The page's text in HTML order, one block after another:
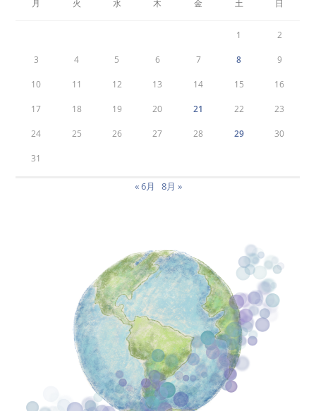
月 火 水 木 金 土 日
1 2
3 4 5 6 7 8 9
10 11 12 13 14 15 16
17 18 19 20 21 22 23
24 25 26 27 28 29 30
31
« 6月 8月 »